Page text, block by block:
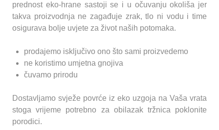
prednost eko-hrane sastoji se i u očuvanju okoliša jer
takva proizvodnja ne zagađuje zrak, tlo ni vodu i time
osigurava bolje uvjete za život naših potomaka.
prodajemo isključivo ono što sami proizvedemo
ne koristimo umjetna gnojiva
čuvamo prirodu
Dostavljamo svježe povrće iz eko uzgoja na Vaša vrata
stoga vrijeme potrebno za obilazak tržnica poklonite
porodici.